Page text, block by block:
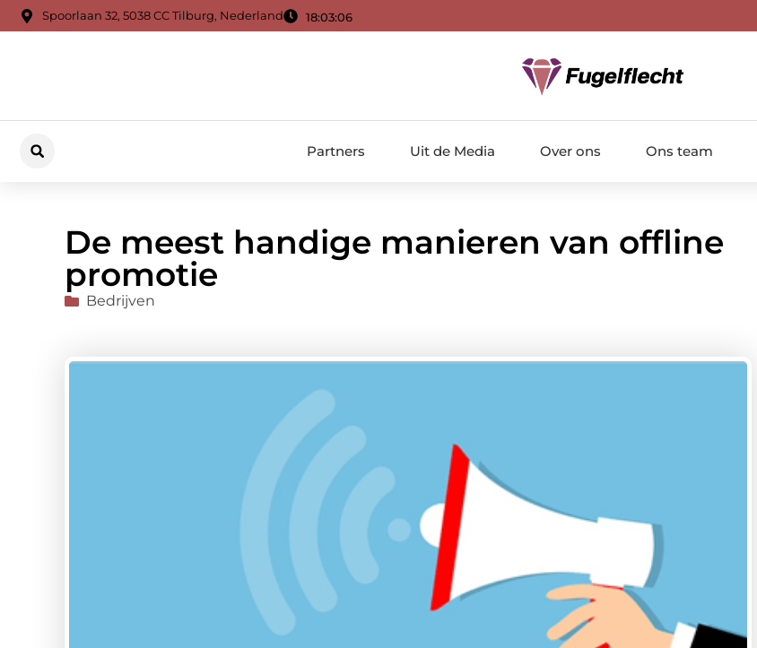
Spoorlaan 32, 5038 CC Tilburg, Nederland 18:03:07
Partners Uit de Media Over ons Ons team
De meest handige manieren van offline
promotie
Bedrijven